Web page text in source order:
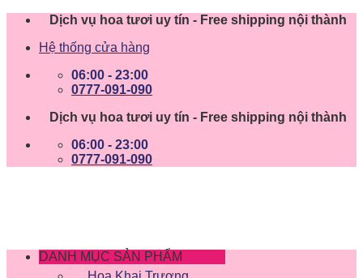
Skip
content
Dịch vụ hoa tươi uy tín - Free shipping nội thành
Hệ thống cửa hàng
06:00 - 23:00
0777-091-090
Dịch vụ hoa tươi uy tín - Free shipping nội thành
06:00 - 23:00
0777-091-090
DANH MỤC SẢN PHẨM